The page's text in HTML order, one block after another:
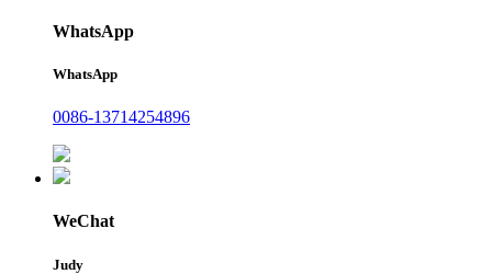
WhatsApp
WhatsApp
0086-13714254896
WeChat
Judy